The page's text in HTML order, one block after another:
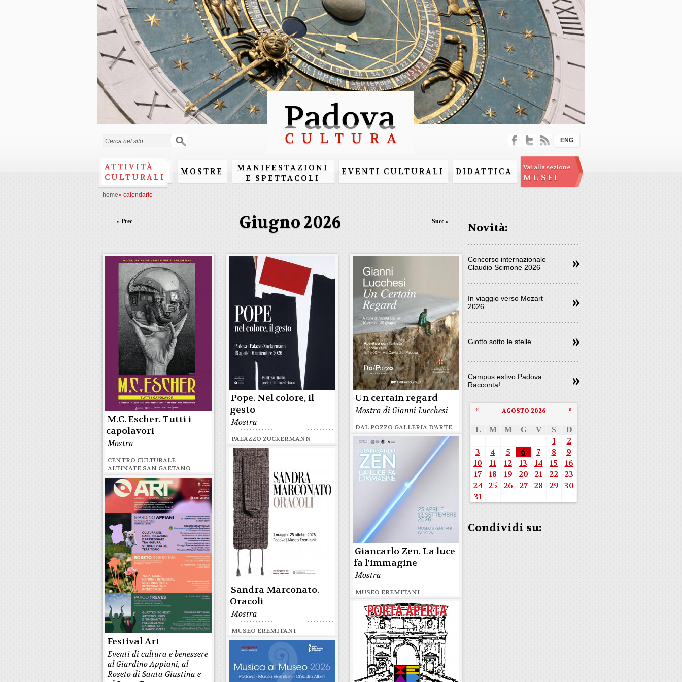
Salta al
contenuto
principale
Form di ricerca
ATTIVITÀ
CULTURALI
MOSTRE
MANIFESTAZIONI
E SPETTACOLI
EVENTI CULTURALI DIDATTICA Vai alla sezione
MUSEI
ENG
home» calendario
Giugno 2026
« Prec Succ »
M.C. Escher. Tutti i
capolavori
Mostra
CENTRO CULTURALE
ALTINATE SAN GAETANO
Pope. Nel colore, il
gesto
Mostra
PALAZZO ZUCKERMANN
Un certain regard
Mostra di Gianni Lucchesi
DAL POZZO GALLERIA D'ARTE
Giancarlo Zen. La luce
fa l'immagine
Mostra
MUSEO EREMITANI
Sandra Marconato.
Oracoli
Mostra
MUSEO EREMITANI
Festival Art
Eventi di cultura e benessere
al Giardino Appiani, al
Roseto di Santa Giustina e
Novità:
Concorso internazionale
Claudio Scimone 2026
In viaggio verso Mozart
2026
Giotto sotto le stelle
Campus estivo Padova
Racconta!
AGOSTO 2026
« »
L M M G V S D
1
2
3
4 5 6 7 8
9
10
11 12 13 14 15
16
17
18 19 20 21 22
23
24
25 26 27 28 29 30
31
Condividi su: